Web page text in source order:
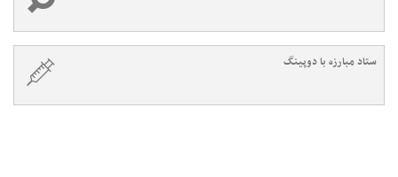
ستاد مبارزه با دوپینگ